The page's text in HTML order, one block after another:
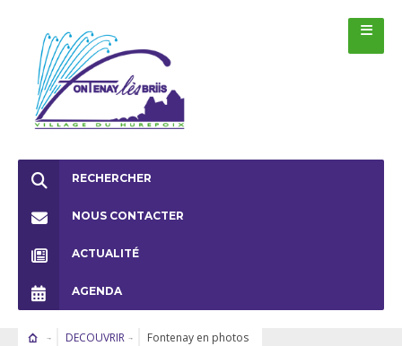
RECHERCHER
NOUS CONTACTER
ACTUALITÉ
AGENDA
DECOUVRIR Fontenay en photos